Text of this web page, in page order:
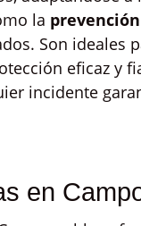
la
Son ideales
eficaz y
incidente
en